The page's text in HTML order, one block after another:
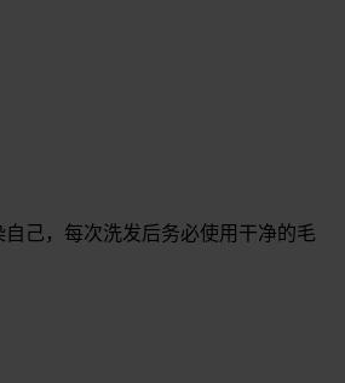
己，每次洗发后务必使用干净的毛